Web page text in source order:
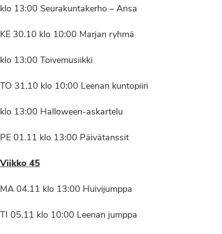
klo 13:00 Seurakuntakerho – Ansa
KE 30.10 klo 10:00 Marjan ryhmä
klo 13:00 Toivemusiikki
TO 31.10 klo 10:00 Leenan kuntopiiri
klo 13:00 Halloween-askartelu
PE 01.11 klo 13:00 Päivätanssit
Viikko 45
MA 04.11 klo 13:00 Huivijumppa
TI 05.11 klo 10:00 Leenan jumppa